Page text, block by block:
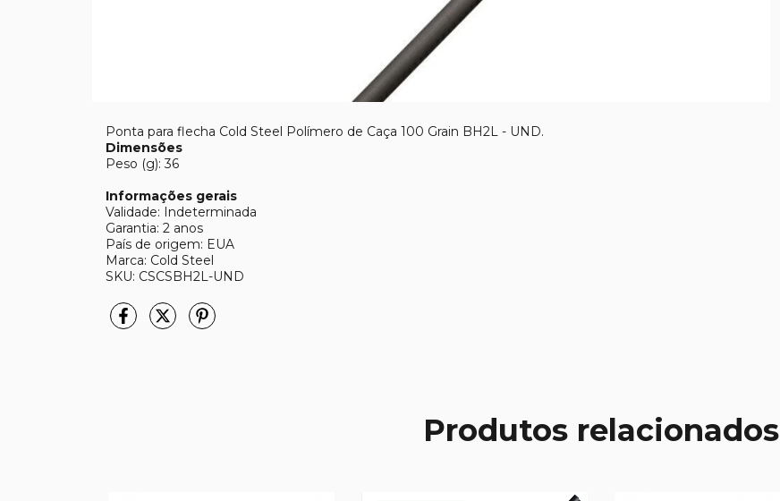
Ponta para flecha Cold Steel Polímero de Caça 100 Grain BH2L - UND.
Dimensões
Peso (g): 36
Informações gerais
Validade: Indeterminada
Garantia: 2 anos
País de origem: EUA
Marca: Cold Steel
SKU: CSCSBH2L-UND
Produtos relacionados